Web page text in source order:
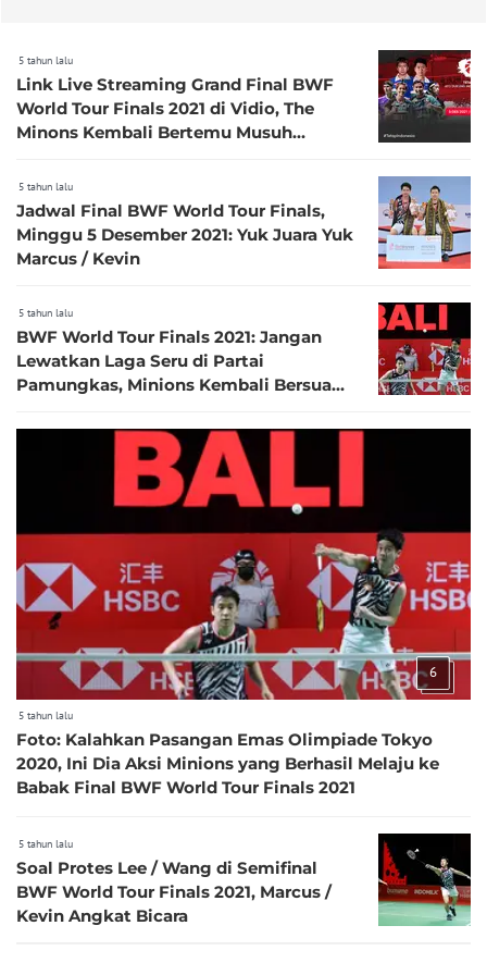
5 tahun lalu
Link Live Streaming Grand Final BWF
World Tour Finals 2021 di Vidio, The
Minons Kembali Bertemu Musuh
5 tahun lalu
Jadwal Final BWF World Tour Finals,
Minggu 5 Desember 2021: Yuk Juara Yuk
Marcus / Kevin
5 tahun lalu
BWF World Tour Finals 2021: Jangan
Lewatkan Laga Seru di Partai
Pamungkas, Minions Kembali Bersua
6
5 tahun lalu
Foto: Kalahkan Pasangan Emas Olimpiade Tokyo
2020, Ini Dia Aksi Minions yang Berhasil Melaju ke
Babak Final BWF World Tour Finals 2021
5 tahun lalu
Soal Protes Lee / Wang di Semifinal
BWF World Tour Finals 2021, Marcus /
Kevin Angkat Bicara